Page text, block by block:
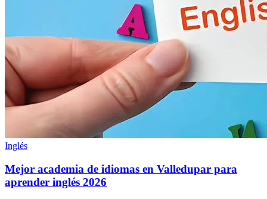
Inglés
Mejor academia de idiomas en Valledupar para
aprender inglés 2026